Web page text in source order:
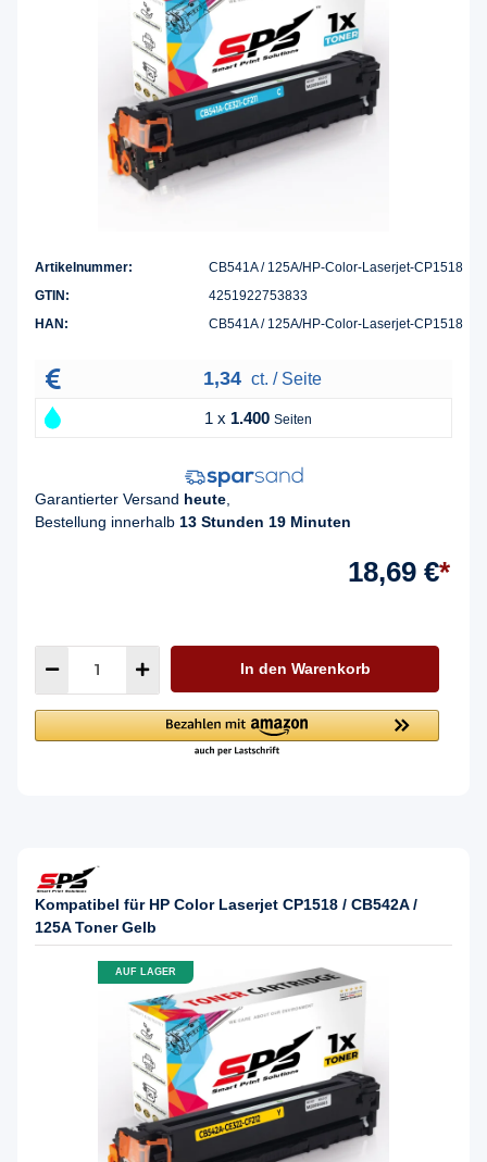
Artikelnummer:
CB541A / 125A/HP-Color-Laserjet-CP1518
GTIN:
4251922753833
HAN:
CB541A / 125A/HP-Color-Laserjet-CP1518
1,34 ct. / Seite
1 x 1.400 Seiten
Garantierter Versand heute
Bestellung innerhalb 13 Stunden 19 Minuten
18,69 €*
In den Warenkorb
Kompatibel für HP Color Laserjet CP1518 / CB542A /
125A Toner Gelb
AUF LAGER